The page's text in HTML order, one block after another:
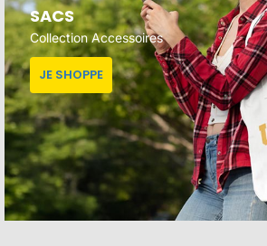
SACS
Collection Accessoires
JE SHOPPE